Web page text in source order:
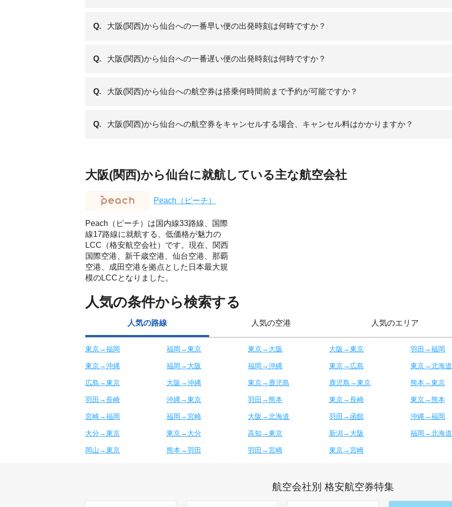
Q. 大阪(関西)から仙台への一番早い便の出発時刻は何時ですか？
Q. 大阪(関西)から仙台への一番遅い便の出発時刻は何時ですか？
Q. 大阪(関西)から仙台への航空券は搭乗何時間前まで予約が可能ですか？
Q. 大阪(関西)から仙台への航空券をキャンセルする場合、キャンセル料はかかりますか？
大阪(関西)から仙台に就航している主な航空会社
Peach（ピーチ）
Peach（ピーチ）は国内線33路線、国際
線17路線に就航する、低価格が魅力の
LCC（格安航空会社）です。現在、関西
国際空港、新千歳空港、仙台空港、那覇
空港、成田空港を拠点とした日本最大規
模のLCCとなりました。
人気の条件から検索する
人気の路線 人気の空港 人気のエリア
東京→福岡 福岡→東京 東京→大阪 大阪→東京 羽田→福岡
東京→沖縄 福岡→大阪 福岡→沖縄 東京→広島 東京→北海道
広島→東京 大阪→沖縄 東京→鹿児島 鹿児島→東京 熊本→東京
羽田→長崎 沖縄→東京 羽田→熊本 東京→長崎 東京→熊本
宮崎→福岡 福岡→宮崎 大阪→北海道 羽田→函館 沖縄→福岡
大分→東京 東京→大分 高知→東京 新潟→大阪 福岡→北海道
岡山→東京 熊本→羽田 羽田→宮崎 東京→宮崎
航空会社別 格安航空券特集